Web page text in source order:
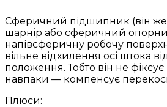
Сферичний підшипник (він
шарнір або сферичний
напівсферичну робочу
вільне відхилення осі штока
положення. Тобто він не
навпаки — компенсує
Плюси: